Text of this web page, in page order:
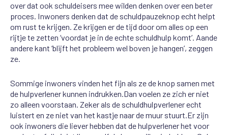
overdat ook schuldeisers mee wilden denken over een beter
proces. Inwoners denken dat de schuldpauzeknop echt helpt
om rust te krijgen. Ze krijgen erde tijd doorom alles op een
rijtje te zetten ‘voordat je in de echte schuldhulp komt’. Aande
andere kant ‘blijft het probleem wel boven je hangen’, zeggen
ze.
Sommige inwoners vinden het fijn als zede knop samen met
de hulpverlener kunnen indrukken.Dan voelen ze zich er niet
zo alleen voorstaan. Zeker als de schuldhulpverlener echt
luistert en ze niet van het kastje naar de muur stuurt.Er zijn
ook inwoners die liever hebben dat de hulpverlener het voor